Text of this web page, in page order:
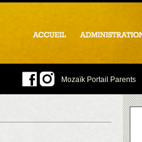
Mozaïk Portail Parents